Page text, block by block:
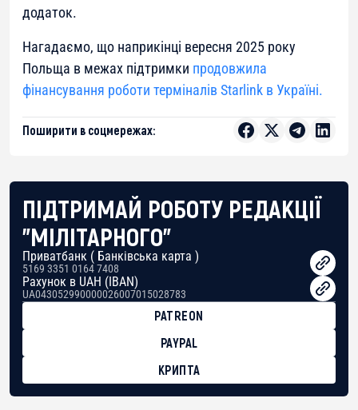
додаток.
Нагадаємо, що наприкінці вересня 2025 року
Польща в межах підтримки продовжила
фінансування роботи терміналів Starlink в Україні.
Поширити в соцмережах:
ПІДТРИМАЙ РОБОТУ РЕДАКЦІЇ
"МІЛІТАРНОГО"
Приватбанк ( Банківська карта )
5169 3351 0164 7408
Рахунок в UAH (IBAN)
UA043052990000026007015028783
PATREON
PAYPAL
КРИПТА